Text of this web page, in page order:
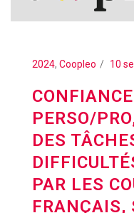
2024, Coopleo 10
PERSO/
DES
PAR LES
FRANÇAIS,